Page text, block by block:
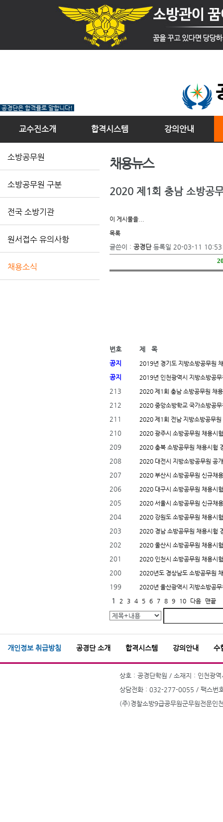
공경단은 합격률로 말합니다!
교수진소개 합격시스템 강의안내
소방공무원
소방공무원 구분
전국 소방기관
원서접수 유의사항
채용소식
채용뉴스
2020 제1회 충남 소방공
이 게시물을...
목록
글쓴이 : 공경단 등록일 20-03-11 10:53
번호
제 목
공지
2019년 경기도 지방소방공무원
공지 2019년 인천광역시 지방소방공
213 2020 제1회 충남 소방공무원 채
212 2020 중앙소방학교 국가소방공
211 2020 제1회 전남 지방소방공무원
210 2020 광주시 소방공무원 채용시
209 2020 충북 소방공무원 채용시험
208 2020 대전시 지방소방공무원 공
207 2020 부산시 소방공무원 신규채
206 2020 대구시 소방공무원 채용시
205 2020 서울시 소방공무원 신규채
204 2020 강원도 소방공무원 채용시
203 2020 경남 소방공무원 채용시험
202 2020 울산시 소방공무원 채용시
201 2020 인천시 소방공무원 채용시
200 2020년도 경상남도 소방공무원
199 2020년 울산광역시 지방소방공
1 2 3 4 5 6 7 8 9 10 다음 맨끝
개인정보 취급방침 공경단 소개 합격시스템 강의안내 수
상호 : 공경단학원 / 소재지 : 인천광
상담전화 : 032-277-0055 / 팩스번
(주)경찰소방9급공무원군무원전문